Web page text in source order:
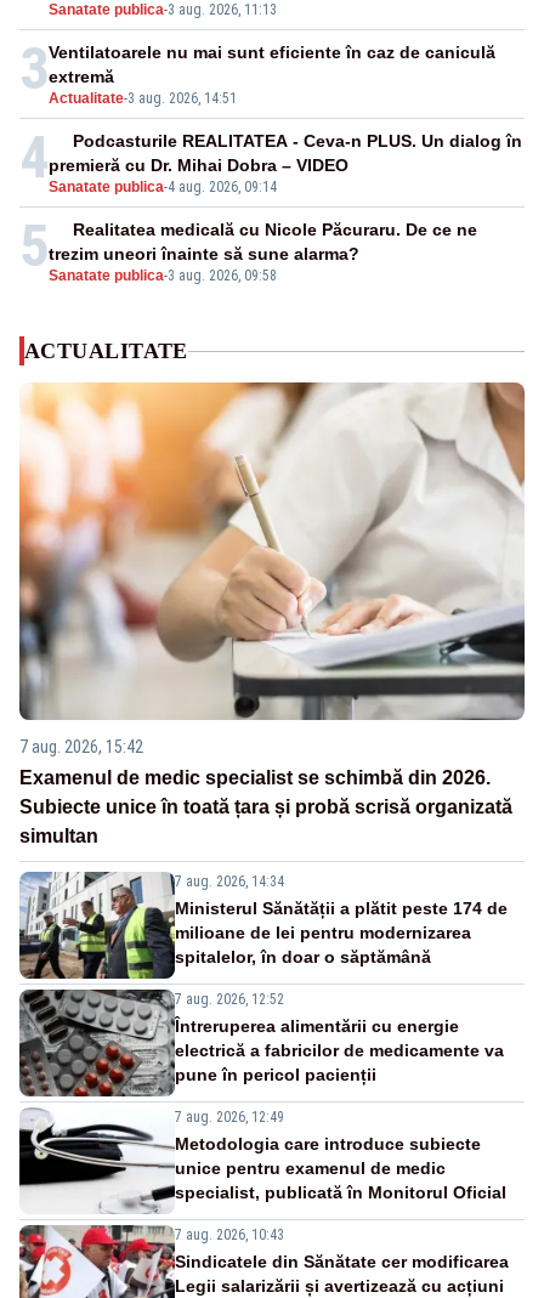
Sanatate publica-3 aug. 2026, 11:13
publice
3Actualitate-3 aug. 2026, 14:51
Ventilatoarele nu mai sunt eficiente în caz de caniculă
extremă
4Sanatate publica-4 aug. 2026, 09:14
Podcasturile REALITATEA - Ceva-n PLUS. Un dialog în
premieră cu Dr. Mihai Dobra – VIDEO
5Sanatate publica-3 aug. 2026, 09:58
Realitatea medicală cu Nicole Păcuraru. De ce ne
trezim uneori înainte să sune alarma?
ACTUALITATE
7 aug. 2026, 15:42
Examenul de medic specialist se schimbă din 2026.
Subiecte unice în toată țara și probă scrisă organizată
simultan
7 aug. 2026, 14:34
Ministerul Sănătății a plătit peste 174 de
milioane de lei pentru modernizarea
spitalelor, în doar o săptămână
7 aug. 2026, 12:52
Întreruperea alimentării cu energie
electrică a fabricilor de medicamente va
pune în pericol pacienții
7 aug. 2026, 12:49
Metodologia care introduce subiecte
unice pentru examenul de medic
specialist, publicată în Monitorul Oficial
7 aug. 2026, 10:43
Sindicatele din Sănătate cer modificarea
Legii salarizării și avertizează cu acțiuni